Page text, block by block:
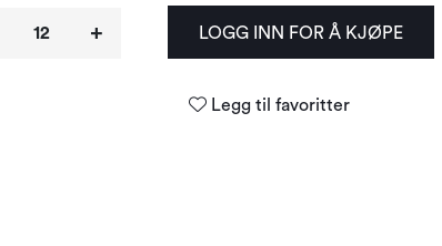
+ LOGG INN FOR Å KJØPE
Legg til favoritter